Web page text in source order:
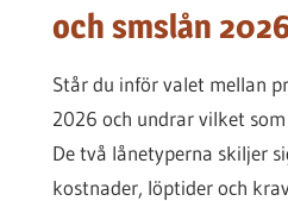
och smslån
Står du inför valet mellan
2026 och undrar vilket
De två lånetyperna skiljer
kostnader, löptider och